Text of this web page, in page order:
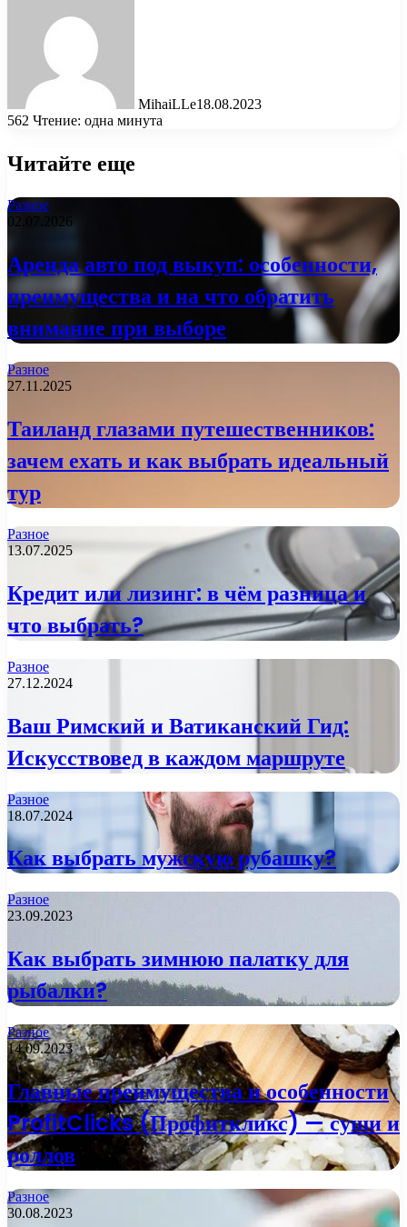
MihaiLLe18.08.2023
562 Чтение: одна минута
Читайте еще
Разное
02.07.2026
Аренда авто под выкуп: особенности,
преимущества и на что обратить
внимание при выборе
Разное
27.11.2025
Таиланд глазами путешественников:
зачем ехать и как выбрать идеальный
тур
Разное
13.07.2025
Кредит или лизинг: в чём разница и
что выбрать?
Разное
27.12.2024
Ваш Римский и Ватиканский Гид:
Искусствовед в каждом маршруте
Разное
18.07.2024
Как выбрать мужскую рубашку?
Разное
23.09.2023
Как выбрать зимнюю палатку для
рыбалки?
Разное
14.09.2023
Главные преимущества и особенности
ProfitClicks (Профиткликс) — суши и
роллов
Разное
30.08.2023